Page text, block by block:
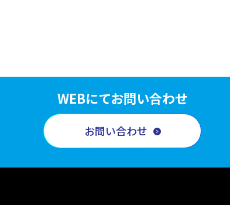
WEBにてお問い合わせ
お問い合わせ